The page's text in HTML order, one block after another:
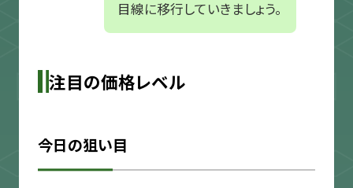
目線に移行していきましょう。
注目の価格レベル
今日の狙い目